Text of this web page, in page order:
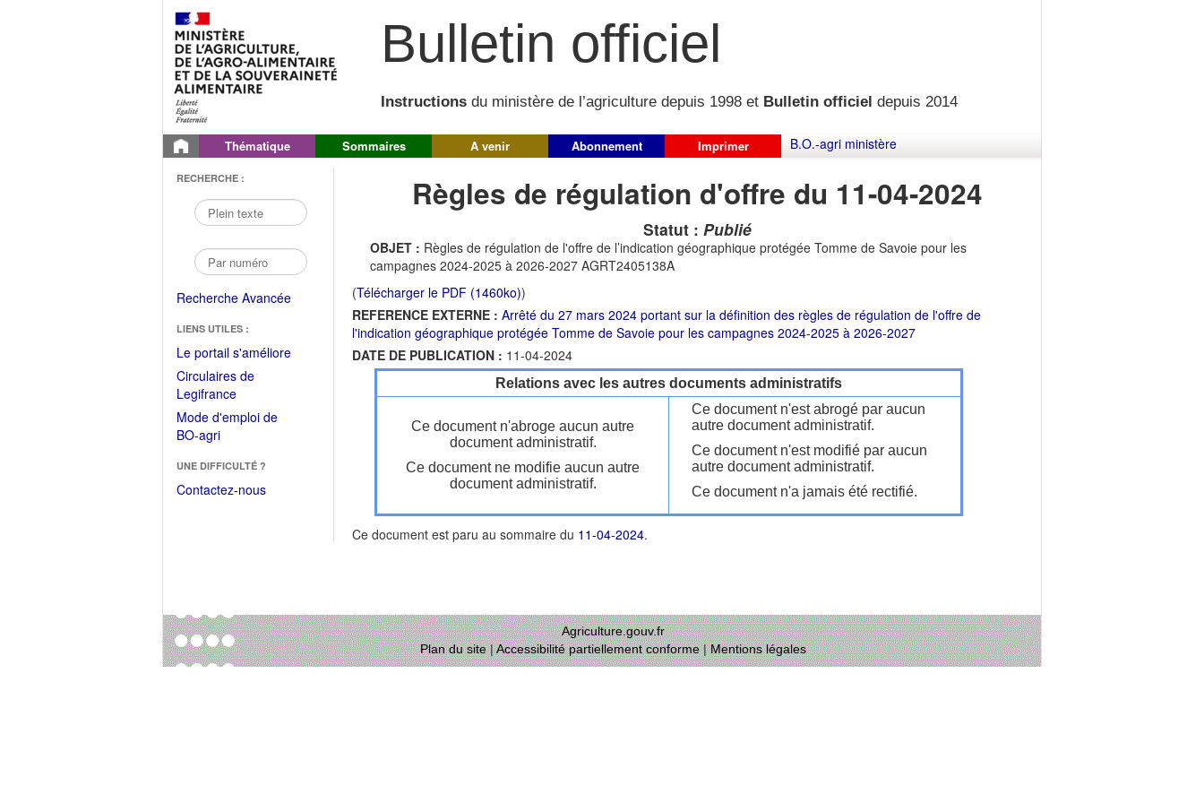
Bulletin officiel
Instructions du ministère de l’agriculture depuis 1998 et Bulletin officiel depuis 2014
Thématique Sommaires A venir Abonnement Imprimer B.O.-agri ministère
RECHERCHE :
Recherche Avancée
LIENS UTILES :
Le portail s'améliore(Fichier
Circulaires de
Legifrance(Ouvrir
dans
une
fenêtre)
Mode d'emploi de
BO-agri(Ouvrir
une
nouvelle
UNE DIFFICULTÉ ?
Contactez-nous
Règles de régulation d'offre du 11-04-2024
Statut : Publié
OBJET : Règles de régulation de l'offre de l’indication géographique protégée Tomme de Savoie pour les
campagnes 2024-2025 à 2026-2027 AGRT2405138A
(Télécharger le PDF (1460ko))
REFERENCE EXTERNE : Arrêté du 27 mars 2024 portant sur la définition des règles de régulation de l'offre de
l'indication géographique protégée Tomme de Savoie pour les campagnes 2024-2025 à 2026-2027
DATE DE PUBLICATION : 11-04-2024
Relations avec les autres documents administratifs
Ce document n'abroge aucun autre
document administratif.
Ce document ne modifie aucun autre
document administratif.
Ce document n'est abrogé par aucun
autre document administratif.
Ce document n'est modifié par aucun
autre document administratif.
Ce document n'a jamais été rectifié.
Ce document est paru au sommaire du 11-04-2024.
Agriculture.gouv.fr
Plan du site|Accessibilité partiellement conforme|Mentions légales